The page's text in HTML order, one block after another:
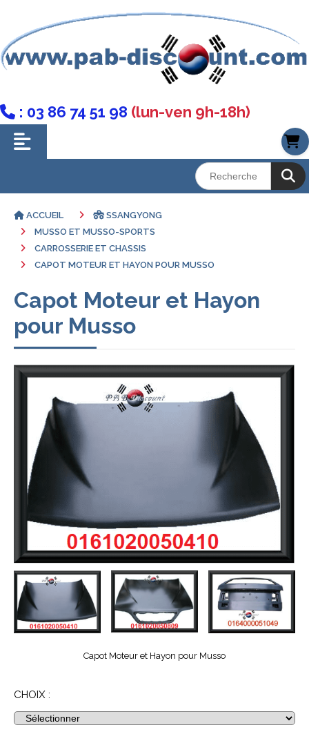
 : 03 86 74 51 98 (lun-ven 9h-18h)
ACCUEIL
SSANGYONG
MUSSO ET MUSSO-SPORTS
CARROSSERIE ET CHASSIS
CAPOT MOTEUR ET HAYON POUR MUSSO
Capot Moteur et Hayon
pour Musso
Capot Moteur et Hayon pour Musso
CHOIX :